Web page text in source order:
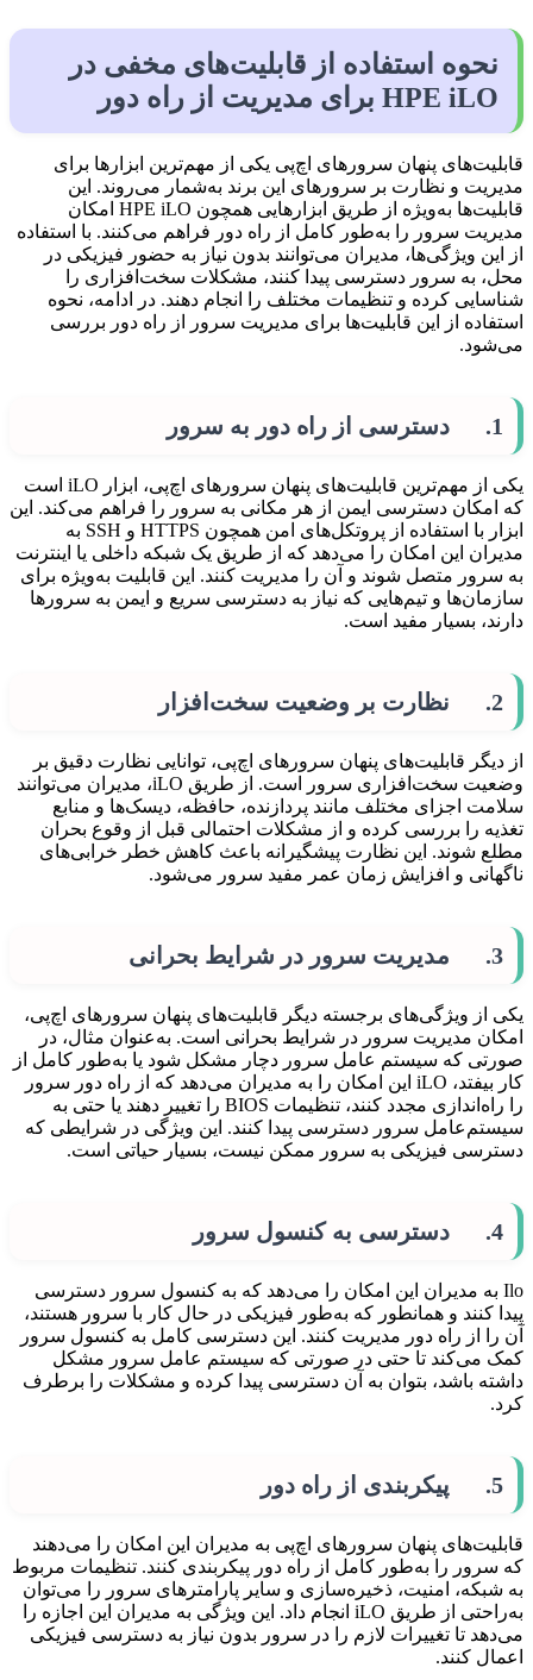
نحوه استفاده از قابلیت‌های مخفی در
HPE iLO برای مدیریت از راه دور
قابلیت‌های پنهان سرورهای اچ‌پی یکی از مهم‌ترین ابزارها برای
مدیریت و نظارت بر سرورهای این برند به‌شمار می‌روند. این
قابلیت‌ها به‌ویژه از طریق ابزارهایی همچون HPE iLO امکان
مدیریت سرور را به‌طور کامل از راه دور فراهم می‌کنند. با استفاده
از این ویژگی‌ها، مدیران می‌توانند بدون نیاز به حضور فیزیکی در
محل، به سرور دسترسی پیدا کنند، مشکلات سخت‌افزاری را
شناسایی کرده و تنظیمات مختلف را انجام دهند. در ادامه، نحوه
استفاده از این قابلیت‌ها برای مدیریت سرور از راه دور بررسی
می‌شود.
1. دسترسی از راه دور به سرور
یکی از مهم‌ترین قابلیت‌های پنهان سرورهای اچ‌پی، ابزار iLO است
که امکان دسترسی ایمن از هر مکانی به سرور را فراهم می‌کند. این
ابزار با استفاده از پروتکل‌های امن همچون HTTPS و SSH به
مدیران این امکان را می‌دهد که از طریق یک شبکه داخلی یا اینترنت
به سرور متصل شوند و آن را مدیریت کنند. این قابلیت به‌ویژه برای
سازمان‌ها و تیم‌هایی که نیاز به دسترسی سریع و ایمن به سرورها
دارند، بسیار مفید است.
2. نظارت بر وضعیت سخت‌افزار
از دیگر قابلیت‌های پنهان سرورهای اچ‌پی، توانایی نظارت دقیق بر
وضعیت سخت‌افزاری سرور است. از طریق iLO، مدیران می‌توانند
سلامت اجزای مختلف مانند پردازنده، حافظه، دیسک‌ها و منابع
تغذیه را بررسی کرده و از مشکلات احتمالی قبل از وقوع بحران
مطلع شوند. این نظارت پیشگیرانه باعث کاهش خطر خرابی‌های
ناگهانی و افزایش زمان عمر مفید سرور می‌شود.
3. مدیریت سرور در شرایط بحرانی
یکی از ویژگی‌های برجسته دیگر قابلیت‌های پنهان سرورهای اچ‌پی،
امکان مدیریت سرور در شرایط بحرانی است. به‌عنوان مثال، در
صورتی که سیستم عامل سرور دچار مشکل شود یا به‌طور کامل از
کار بیفتد، iLO این امکان را به مدیران می‌دهد که از راه دور سرور
را راه‌اندازی مجدد کنند، تنظیمات BIOS را تغییر دهند یا حتی به
سیستم‌عامل سرور دسترسی پیدا کنند. این ویژگی در شرایطی که
دسترسی فیزیکی به سرور ممکن نیست، بسیار حیاتی است.
4. دسترسی به کنسول سرور
Ilo به مدیران این امکان را می‌دهد که به کنسول سرور دسترسی
پیدا کنند و همانطور که به‌طور فیزیکی در حال کار با سرور هستند،
آن را از راه دور مدیریت کنند. این دسترسی کامل به کنسول سرور
کمک می‌کند تا حتی در صورتی که سیستم عامل سرور مشکل
داشته باشد، بتوان به آن دسترسی پیدا کرده و مشکلات را برطرف
کرد.
5. پیکربندی از راه دور
قابلیت‌های پنهان سرورهای اچ‌پی به مدیران این امکان را می‌دهند
که سرور را به‌طور کامل از راه دور پیکربندی کنند. تنظیمات مربوط
به شبکه، امنیت، ذخیره‌سازی و سایر پارامترهای سرور را می‌توان
به‌راحتی از طریق iLO انجام داد. این ویژگی به مدیران این اجازه را
می‌دهد تا تغییرات لازم را در سرور بدون نیاز به دسترسی فیزیکی
اعمال کنند.